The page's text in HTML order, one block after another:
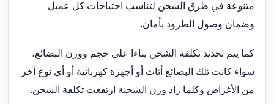
متنوعة في طرق الشحن لتناسب احتياجات كل عميل
وضمان وصول الطرود بأمان.
كما يتم تحديد تكلفة الشحن بناءا على حجم ووزن البضائع،
سواء كانت تلك البضائع أثاث أو أجهزة كهربائية أو أي نوع آخر
من الأغراض وكلما زاد وزن الشحنة ارتفعت تكلفة الشحن.